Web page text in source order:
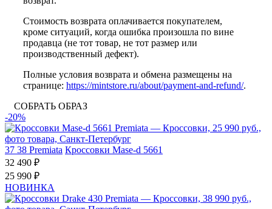
Стоимость возврата оплачивается покупателем,
кроме ситуаций, когда ошибка произошла по вине
продавца (не тот товар, не тот размер или
производственный дефект).
Полные условия возврата и обмена размещены на
странице: https://mintstore.ru/about/payment-and-refund/.
СОБРАТЬ ОБРАЗ
-20%
37 38 Premiata Кроссовки Mase-d 5661
32 490 ₽
25 990 ₽
НОВИНКА